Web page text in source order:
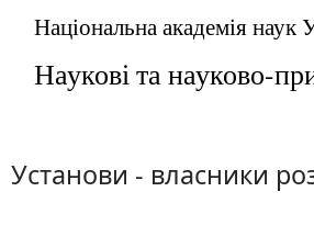
Національна академія наук
Наукові та науково-
Установи - власники